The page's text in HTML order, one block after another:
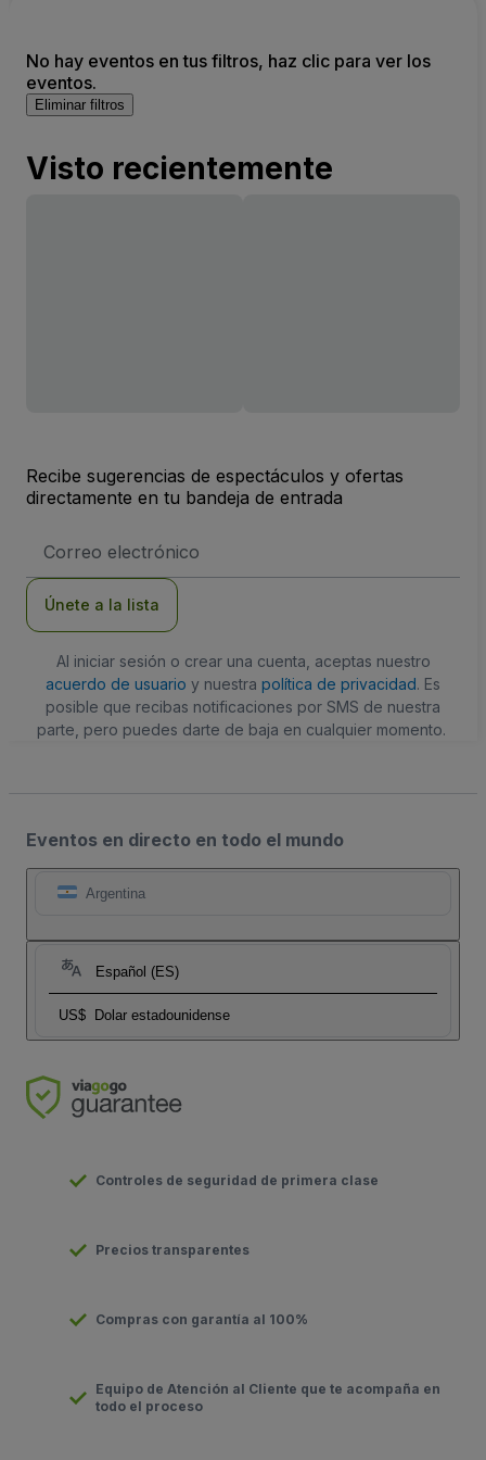
No hay eventos en tus filtros, haz clic para ver los
eventos.
Eliminar filtros
Visto recientemente
Recibe sugerencias de espectáculos y ofertas
directamente en tu bandeja de entrada
de
Únete a la lista
Al iniciar sesión o crear una cuenta, aceptas nuestro
acuerdo de usuario y nuestra política de privacidad. Es
posible que recibas notificaciones por SMS de nuestra
parte, pero puedes darte de baja en cualquier momento.
Eventos en directo en todo el mundo
Argentina
Español (ES)
US$ Dolar estadounidense
Controles de seguridad de primera clase
Precios transparentes
Compras con garantía al 100%
Equipo de Atención al Cliente que te acompaña en
todo el proceso